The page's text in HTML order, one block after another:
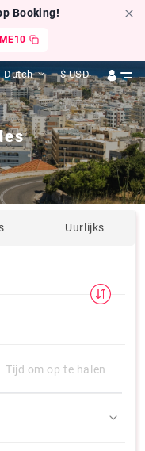
Booking!
Dutch $ USD
Uurlijks